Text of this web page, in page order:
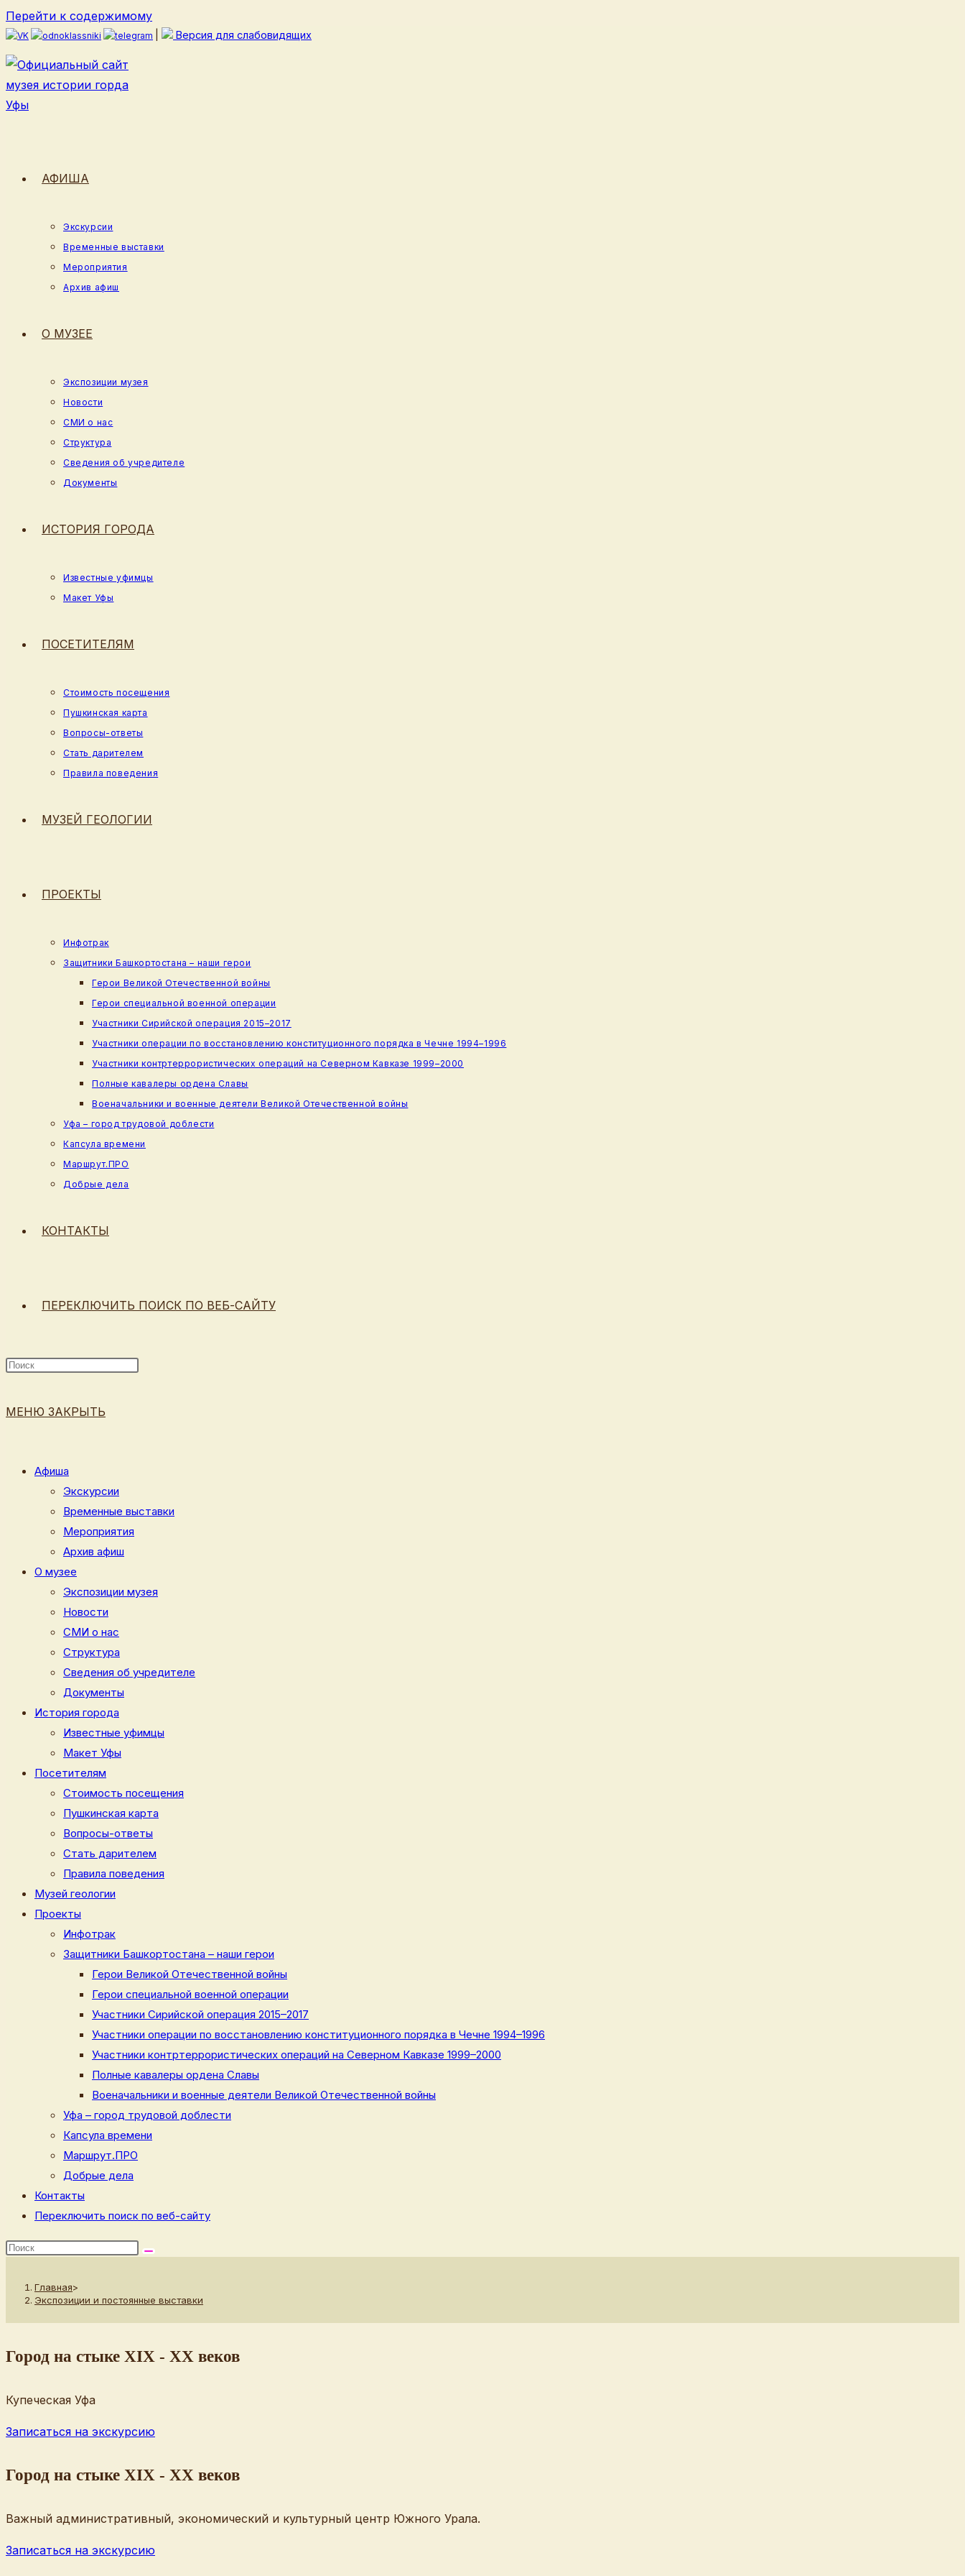
Перейти к содержимому
Версия для слабовидящих
АФИША
Экскурсии
Временные выставки
Мероприятия
Архив афиш
О МУЗЕЕ
Экспозиции музея
Новости
СМИ о нас
Структура
Сведения об учредителе
Документы
ИСТОРИЯ ГОРОДА
Известные уфимцы
Макет Уфы
ПОСЕТИТЕЛЯМ
Стоимость посещения
Пушкинская карта
Вопросы-ответы
Стать дарителем
Правила поведения
МУЗЕЙ ГЕОЛОГИИ
ПРОЕКТЫ
Инфотрак
Защитники Башкортостана – наши герои
Герои Великой Отечественной войны
Герои специальной военной операции
Участники Сирийской операция 2015–2017
Участники операции по восстановлению конституционного порядка в Чечне 1994–1996
Участники контртеррористических операций на Северном Кавказе 1999–2000
Полные кавалеры ордена Славы
Военачальники и военные деятели Великой Отечественной войны
Уфа – город трудовой доблести
Капсула времени
Маршрут.ПРО
Добрые дела
КОНТАКТЫ
ПЕРЕКЛЮЧИТЬ ПОИСК ПО ВЕБ-САЙТУ
МЕНЮ ЗАКРЫТЬ
Афиша
Экскурсии
Временные выставки
Мероприятия
Архив афиш
О музее
Экспозиции музея
Новости
СМИ о нас
Структура
Сведения об учредителе
Документы
История города
Известные уфимцы
Макет Уфы
Посетителям
Стоимость посещения
Пушкинская карта
Вопросы-ответы
Стать дарителем
Правила поведения
Музей геологии
Проекты
Инфотрак
Защитники Башкортостана – наши герои
Герои Великой Отечественной войны
Герои специальной военной операции
Участники Сирийской операция 2015–2017
Участники операции по восстановлению конституционного порядка в Чечне 1994–1996
Участники контртеррористических операций на Северном Кавказе 1999–2000
Полные кавалеры ордена Славы
Военачальники и военные деятели Великой Отечественной войны
Уфа – город трудовой доблести
Капсула времени
Маршрут.ПРО
Добрые дела
Контакты
Переключить поиск по веб-сайту
Главная>
Экспозиции и постоянные выставки
Город на стыке XIX - XX веков
Купеческая Уфа
Записаться на экскурсию
Город на стыке XIX - XX веков
Важный административный, экономический и культурный центр Южного Урала.
Записаться на экскурсию